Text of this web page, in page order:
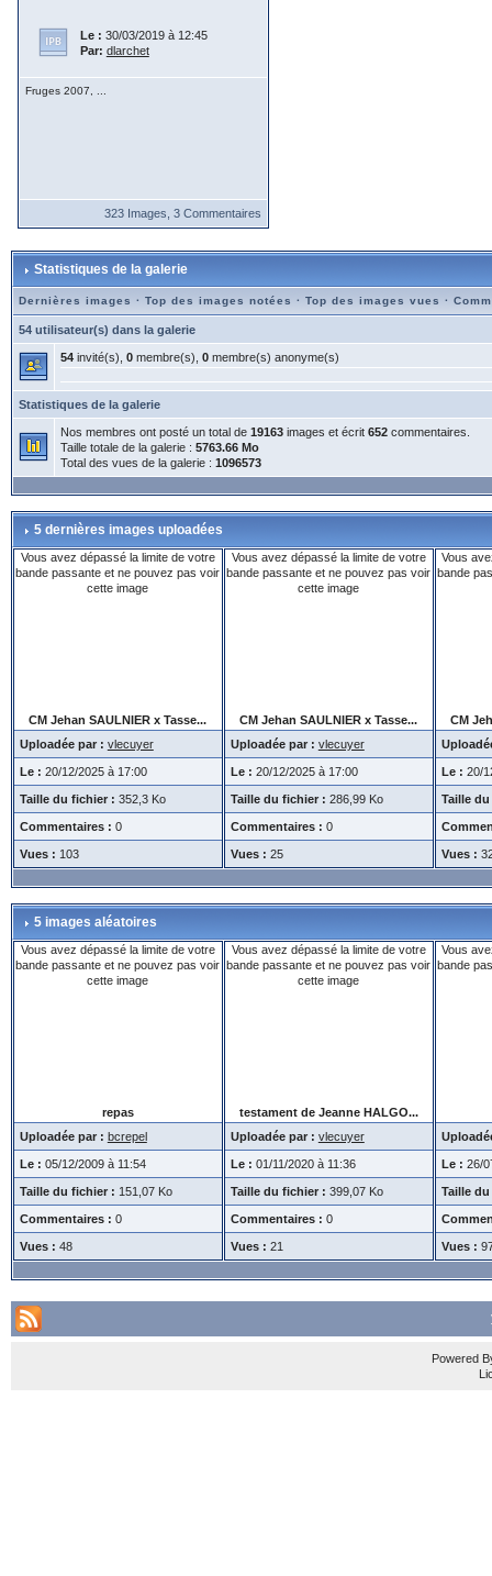
Le : 30/03/2019 à 12:45
Par: dlarchet
Fruges 2007, ...
323 Images, 3 Commentaires
Statistiques de la galerie
Dernières images · Top des images notées · Top des images vues ·
54 utilisateur(s) dans la galerie
54invité(s), 0membre(s), 0membre(s) anonyme(s)
Statistiques de la galerie
Nos membres ont posté un total de 19163images et écrit 652commentaires.
Taille totale de la galerie : 5763.66 Mo
Total des vues de la galerie : 1096573
5 dernières images uploadées
Vous avez dépassé la limite de votre
bande passante et ne pouvez pas voir
cette image
CM Jehan SAULNIER x Tasse...
Uploadée par : vlecuyer
Le : 20/12/2025 à 17:00
Taille du fichier : 352,3 Ko
Commentaires : 0
Vues : 103
Vous avez dépassé la limite de votre
bande passante et ne pouvez pas voir
cette image
CM Jehan SAULNIER x Tasse...
Uploadée par : vlecuyer
Le : 20/12/2025 à 17:00
Taille du fichier : 286,99 Ko
Commentaires : 0
Vues : 25
Vous
bande
CM
Le : 20/
Taille
Vues :
5 images aléatoires
Vous avez dépassé la limite de votre
bande passante et ne pouvez pas voir
cette image
repas
Uploadée par : bcrepel
Le : 05/12/2009 à 11:54
Taille du fichier : 151,07 Ko
Commentaires : 0
Vues : 48
Vous avez dépassé la limite de votre
bande passante et ne pouvez pas voir
cette image
testament de Jeanne HALGO...
Uploadée par : vlecuyer
Le : 01/11/2020 à 11:36
Taille du fichier : 399,07 Ko
Commentaires : 0
Vues : 21
Vous
bande
Le : 26/
Taille
Vues :
Powered